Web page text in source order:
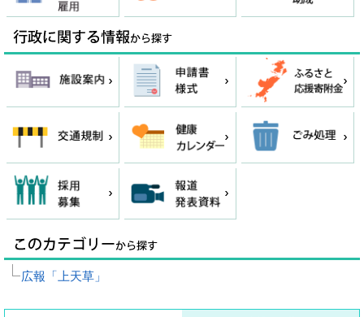
広報「上天草」